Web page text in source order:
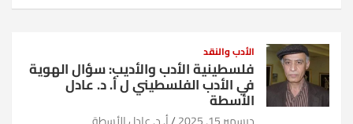
الأدب والنقد
فلسطينية الأدب والأديب: سؤال الهوية
في الأدب الفلسطيني ل أ. د. عادل
الأسطة